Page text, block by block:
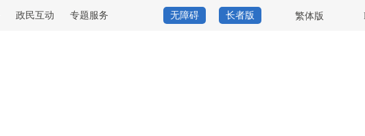
政民互动 专题服务 无障碍 长者版 繁体版